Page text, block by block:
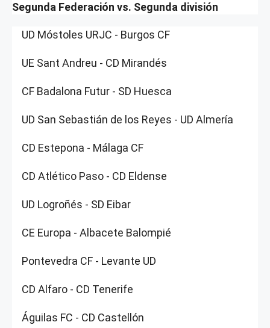
Segunda Federación vs. Segunda división
UD Móstoles URJC - Burgos CF
UE Sant Andreu - CD Mirandés
CF Badalona Futur - SD Huesca
UD San Sebastián de los Reyes - UD Almería
CD Estepona - Málaga CF
CD Atlético Paso - CD Eldense
UD Logroñés - SD Eibar
CE Europa - Albacete Balompié
Pontevedra CF - Levante UD
CD Alfaro - CD Tenerife
Águilas FC - CD Castellón